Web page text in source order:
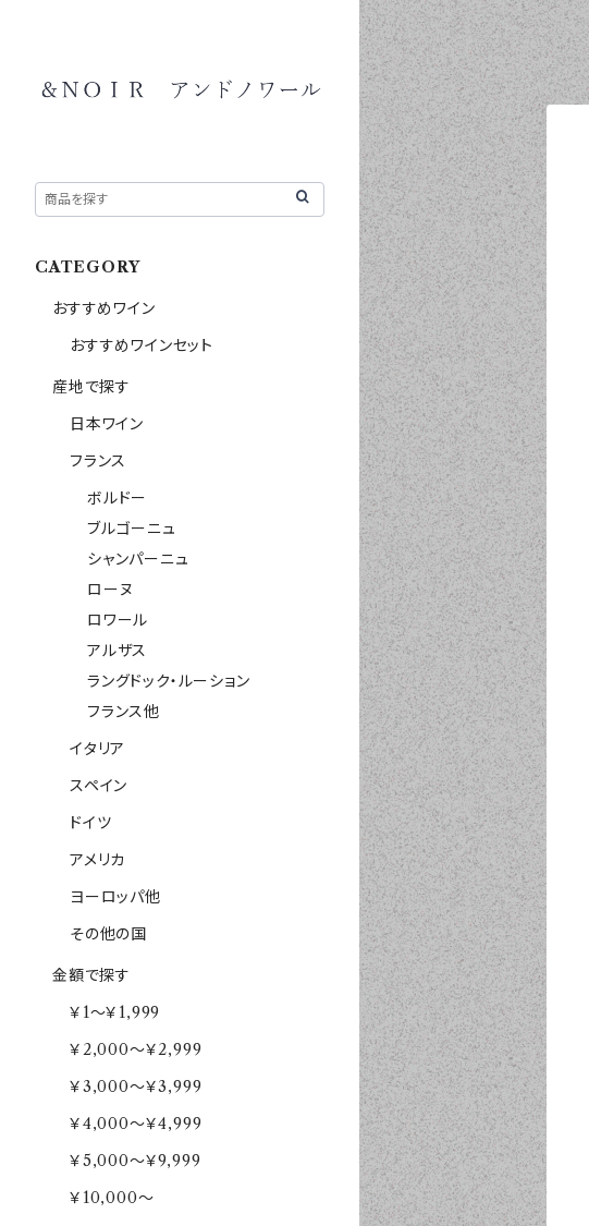
CATEGORY
おすすめワイン
おすすめワインセット
産地で探す
日本ワイン
フランス
ボルドー
ブルゴーニュ
シャンパーニュ
ローヌ
ロワール
アルザス
ラングドック・ルーション
フランス他
イタリア
スペイン
ドイツ
アメリカ
ヨーロッパ他
その他の国
金額で探す
￥1～￥1,999
￥2,000～￥2,999
￥3,000～￥3,999
￥4,000～￥4,999
￥5,000～￥9,999
￥10,000～